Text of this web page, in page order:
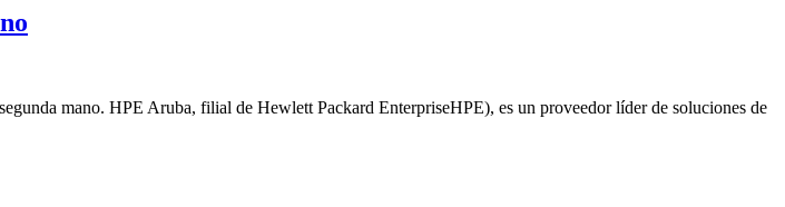
mano. HPE Aruba, filial de Hewlett Packard EnterpriseHPE), es un proveedor líder de soluciones de